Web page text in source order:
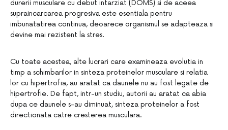
durerii musculare cu debut intarziat (DOMS) si de aceea
supraincarcarea progresiva este esentiala pentru
imbunatatirea continua, deoarece organismul se adapteaza si
devine mai rezistent la stres.
Cu toate acestea, alte lucrari care examineaza evolutia in
timp a schimbarilor in sinteza proteinelor musculare si relatia
lor cu hipertrofia, au aratat ca daunele nu au fost legate de
hipertrofie. De fapt, intr-un studiu, autorii au aratat ca abia
dupa ce daunele s-au diminuat, sinteza proteinelor a fost
directionata catre cresterea musculara.